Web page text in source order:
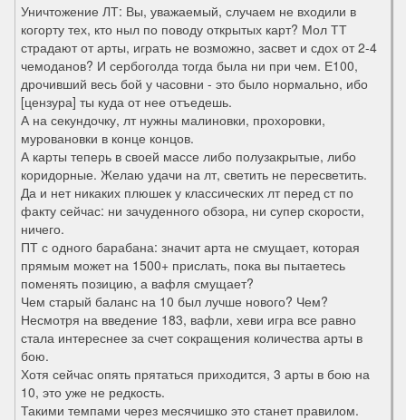
Уничтожение ЛТ: Вы, уважаемый, случаем не входили в
когорту тех, кто ныл по поводу открытых карт? Мол ТТ
страдают от арты, играть не возможно, засвет и сдох от 2-4
чемоданов? И сербоголда тогда была ни при чем. Е100,
дрочивший весь бой у часовни - это было нормально, ибо
[цензура] ты куда от нее отъедешь.
А на секундочку, лт нужны малиновки, прохоровки,
муровановки в конце концов.
А карты теперь в своей массе либо полузакрытые, либо
коридорные. Желаю удачи на лт, светить не пересветить.
Да и нет никаких плюшек у классических лт перед ст по
факту сейчас: ни зачуденного обзора, ни супер скорости,
ничего.
ПТ с одного барабана: значит арта не смущает, которая
прямым может на 1500+ прислать, пока вы пытаетесь
поменять позицию, а вафля смущает?
Чем старый баланс на 10 был лучше нового? Чем?
Несмотря на введение 183, вафли, хеви игра все равно
стала интереснее за счет сокращения количества арты в
бою.
Хотя сейчас опять прятаться приходится, 3 арты в бою на
10, это уже не редкость.
Такими темпами через месячишко это станет правилом.